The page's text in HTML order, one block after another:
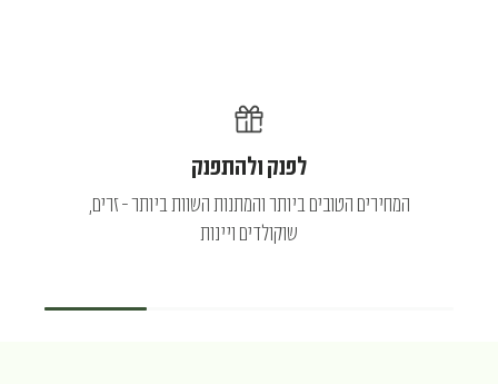
לפנק ולהתפנק
המחירים הטובים ביותר והמתנות השוות ביותר - זרים,
שוקולדים ויינות